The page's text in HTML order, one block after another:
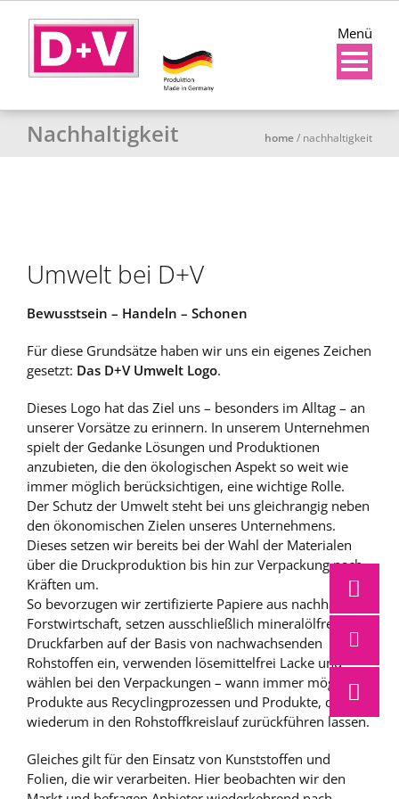
Menü
Nachhaltigkeit home/ nachhaltigkeit
Umwelt bei D+V
Bewusstsein – Handeln – Schonen
Für diese Grundsätze haben wir uns ein eigenes Zeichen
gesetzt: Das D+V Umwelt Logo.
Dieses Logo hat das Ziel uns – besonders im Alltag – an
unserer Vorsätze zu erinnern. In unserem Unternehmen
spielt der Gedanke Lösungen und Produktionen
anzubieten, die den ökologischen Aspekt so weit wie
immer möglich berücksichtigen, eine wichtige Rolle.
Der Schutz der Umwelt steht bei uns gleichrangig neben
den ökonomischen Zielen unseres Unternehmens.
Dieses setzen wir bereits bei der Wahl der Materialen
über die Druckproduktion bis hin zur Verpackung nach
Kräften um.
So bevorzugen wir zertifizierte Papiere aus nachhaltiger
Forstwirtschaft, setzen ausschließlich mineralölfreie
Druckfarben auf der Basis von nachwachsenden
Rohstoffen ein, verwenden lösemittelfrei Lacke und
wählen bei den Verpackungen – wann immer möglich –
Produkte aus Recyclingprozessen und Produkte, die sich
wiederum in den Rohstoffkreislauf zurückführen lassen.
Gleiches gilt für den Einsatz von Kunststoffen und
Folien, die wir verarbeiten. Hier beobachten wir den